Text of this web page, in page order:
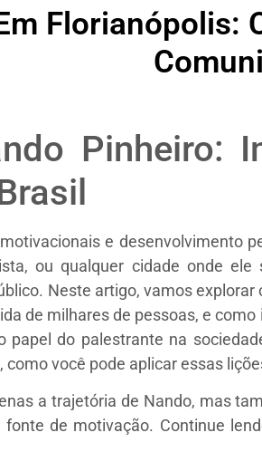
Florianópolis:
Pinheiro:
e desenvolvimento
ou qualquer cidade onde
Neste artigo, vamos
de milhares de pessoas, e
papel do palestrante na
você pode aplicar essas
a trajetória de Nando, mas
de motivação. Continue